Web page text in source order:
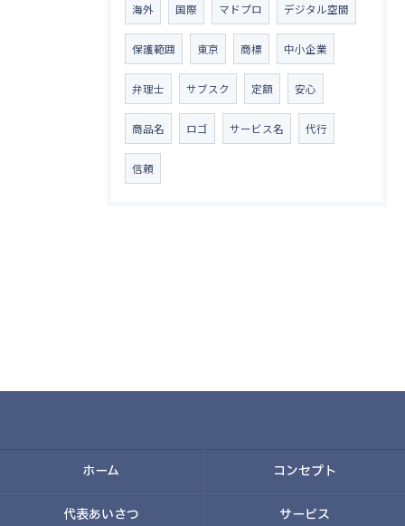
海外 国際 マドプロ デジタル空間
保護範囲 東京 商標 中小企業
弁理士 サブスク 定額 安心
商品名 ロゴ サービス名 代行
信頼
ホーム コンセプト
代表あいさつ サービス